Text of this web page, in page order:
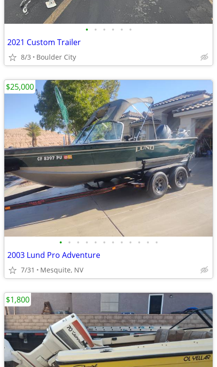
• • • • • •
2021 Custom Trailer
8/3 Boulder City
• • • • • • • • • • • •
2003 Lund Pro Adventure
7/31 Mesquite, NV
$25,000
$1,800